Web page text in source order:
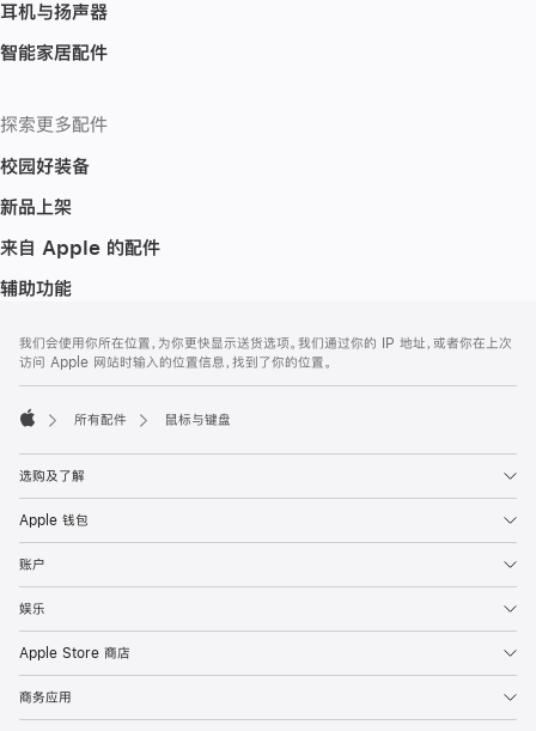
耳机与扬声器
智能家居配件
探索更多配件
校园好装备
新品上架
来自 Apple 的配件
辅助功能
页
页
脚
注
我们会使用你所在位置，为你更快显示送货选项。我们通过你的 IP 地址，或者你在上次
访问 Apple 网站时输入的位置信息，找到了你的位置。
所有配件 鼠标与键盘
选购及了解
Apple 钱包
账户
娱乐
Apple Store 商店
商务应用